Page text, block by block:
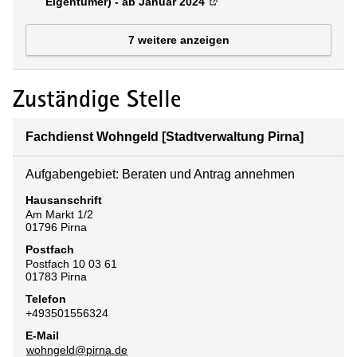
7 weitere anzeigen
Zuständige Stelle
Fachdienst Wohngeld [Stadtverwaltung Pirna]
Aufgabengebiet: Beraten und Antrag annehmen
Hausanschrift
Am Markt 1/2
01796 Pirna
Postfach
Postfach 10 03 61
01783 Pirna
Telefon
+493501556324
E-Mail
wohngeld@pirna.de